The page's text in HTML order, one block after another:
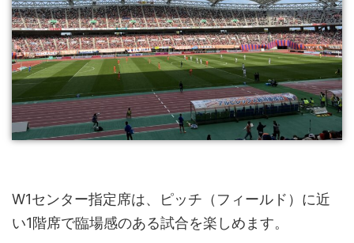
W1センター指定席は、ピッチ（フィールド）に近
い1階席で臨場感のある試合を楽しめます。